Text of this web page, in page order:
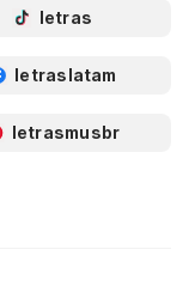
letras
letraslatam
letrasmusbr